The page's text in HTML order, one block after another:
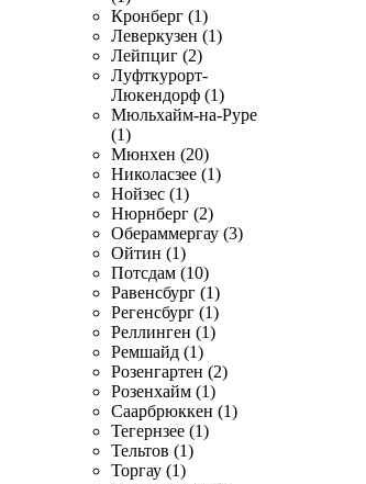
Кронберг (1)
Леверкузен (1)
Лейпциг (2)
Луфткурорт-
Люкендорф (1)
Мюльхайм-на-Руре
(1)
Мюнхен (20)
Николасзее (1)
Нойзес (1)
Нюрнберг (2)
Обераммергау (3)
Ойтин (1)
Потсдам (10)
Равенсбург (1)
Регенсбург (1)
Реллинген (1)
Ремшайд (1)
Розенгартен (2)
Розенхайм (1)
Саарбрюккен (1)
Тегернзее (1)
Тельтов (1)
Торгау (1)